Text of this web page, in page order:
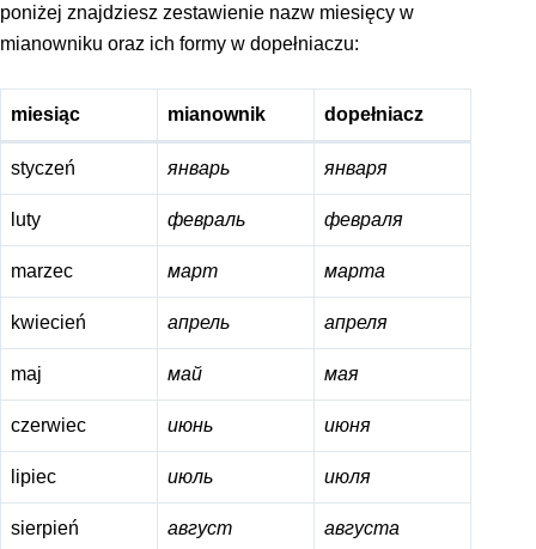
poniżej znajdziesz zestawienie nazw miesięcy w
mianowniku oraz ich formy w dopełniaczu:
miesiąc mianownik dopełniacz
styczeń январь января
luty февраль февраля
marzec март марта
kwiecień апрель апреля
maj май мая
czerwiec июнь июня
lipiec июль июля
sierpień август августа